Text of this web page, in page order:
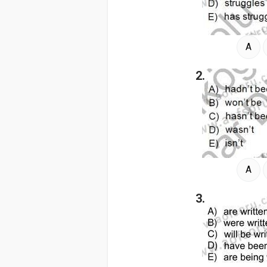
A
2.
A
3.